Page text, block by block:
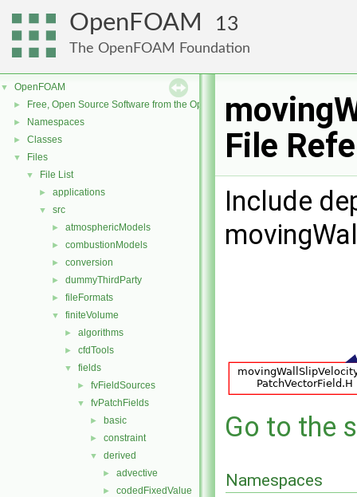
OpenFOAM 13
The OpenFOAM Foundation
▼ OpenFOAM
► Free, Open Source Software from the OpenFOAM Foundation
► Namespaces
► Classes
▼ Files
▼ File List
► applications
▼ src
► atmosphericModels
► combustionModels
► conversion
► dummyThirdParty
► fileFormats
▼ finiteVolume
► algorithms
► cfdTools
▼ fields
► fvFieldSources
▼ fvPatchFields
► basic
► constraint
▼ derived
► advective
► codedFixedValue
File
Include
Go to the
Namespaces